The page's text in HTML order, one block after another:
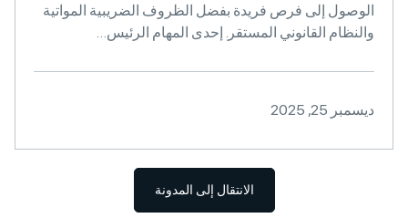
الوصول إلى فرص فريدة بفضل الظروف الضريبية المواتية
والنظام القانوني المستقر. إحدى المهام الرئيس…
ديسمبر 25, 2025
الانتقال إلى المدونة